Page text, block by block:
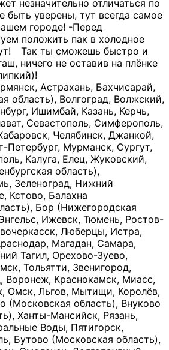
незначительно отличаться по
быть уверены, тут всегда самое
городе! -Перед
положить пак в холодное
Так ты сможешь быстро и
ничего не оставив на плёнке
Астрахань, Бахчисарай,
область), Волгоград, Волжский,
Ишимбай, Казань, Керчь,
Севастополь, Симферополь,
Челябинск, Джанкой,
Петербург, Мурманск, Сургут,
Калуга, Елец, Жуковский,
область),
Зеленоград, Нижний
Кстово, Балахна
Бор (Нижегородская
Ижевск, Тюмень, Ростов-
Люберцы, Истра,
Магадан, Самара,
Тагил, Орехово-Зуево,
Тольятти, Звенигород,
Воронеж, Краснокамск, Миасс,
Омск, Льгов, Мытищи, Королёв,
(Московская область), Внуково
Ханты-Мансийск, Рязань,
Воды, Пятигорск,
Бутово (Московская область),